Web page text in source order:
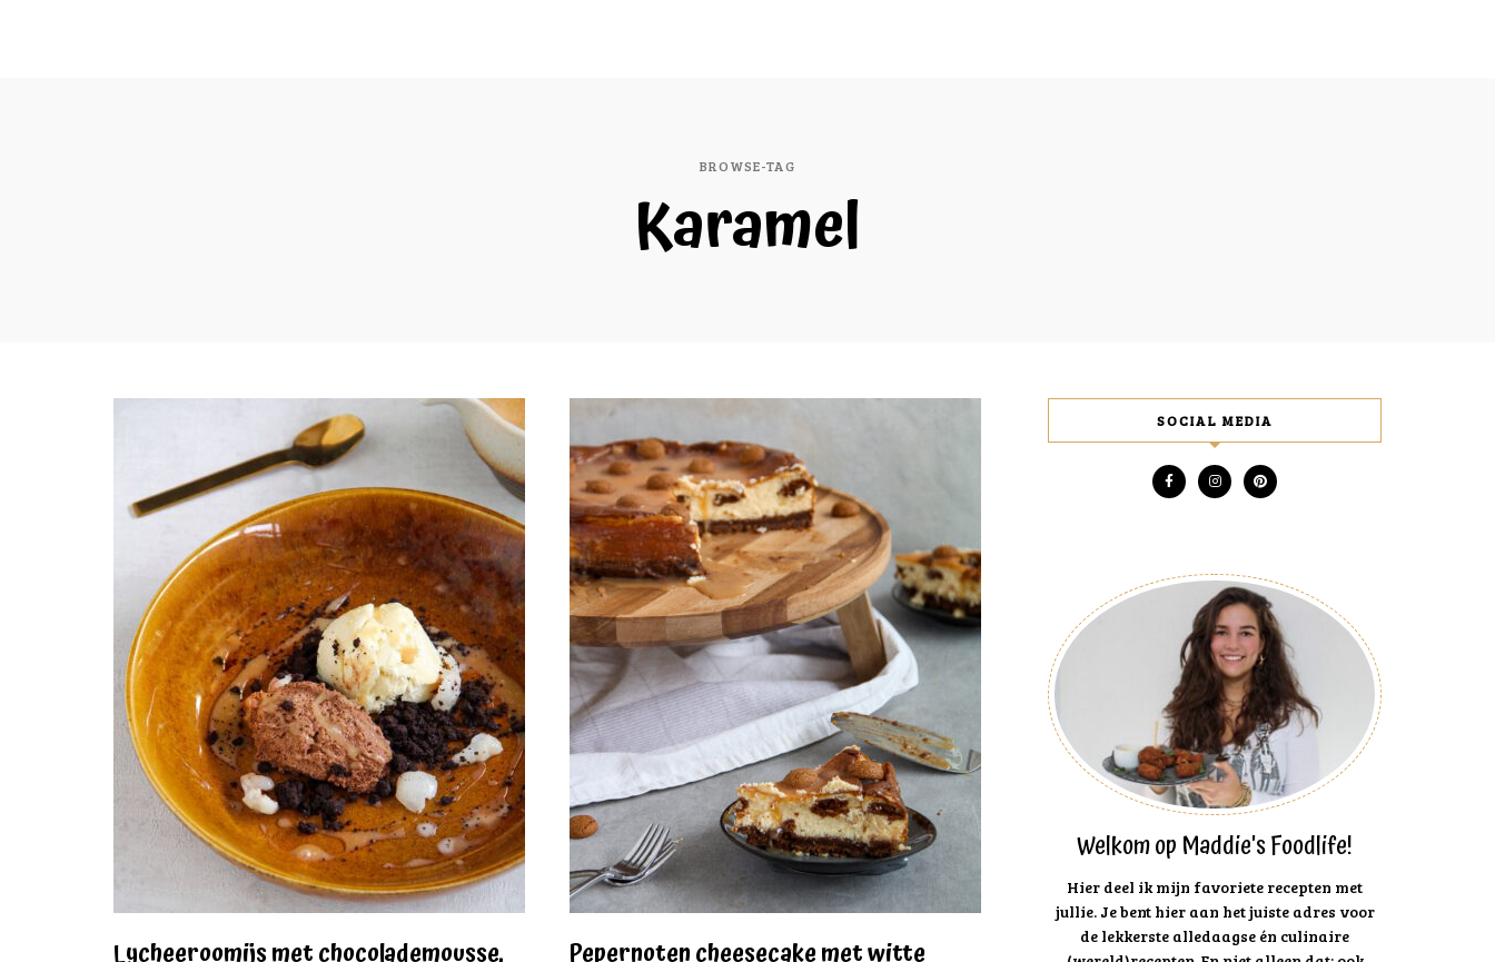
BROWSE-TAG
Karamel
Lycheeroomijs met chocolademousse, Pepernoten cheesecake met witte
SOCIAL MEDIA
Welkom op Maddie's Foodlife!
Hier deel ik mijn favoriete recepten met
jullie. Je bent hier aan het juiste adres voor
de lekkerste alledaagse én culinaire